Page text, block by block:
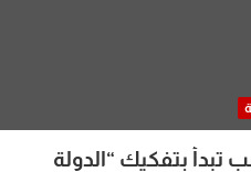
تبدأ بتفكيك “الدولة